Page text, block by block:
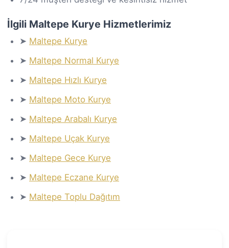
İlgili Maltepe Kurye Hizmetlerimiz
➤ Maltepe Kurye
➤ Maltepe Normal Kurye
➤ Maltepe Hızlı Kurye
➤ Maltepe Moto Kurye
➤ Maltepe Arabalı Kurye
➤ Maltepe Uçak Kurye
➤ Maltepe Gece Kurye
➤ Maltepe Eczane Kurye
➤ Maltepe Toplu Dağıtım